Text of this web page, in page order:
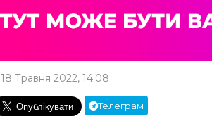
18 Травня 2022, 14:08
Телеграм